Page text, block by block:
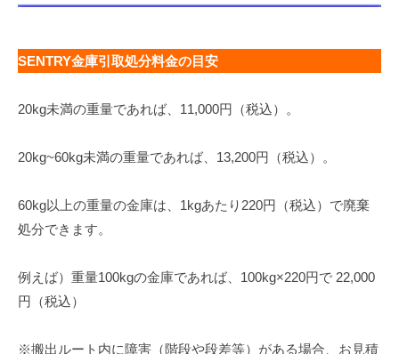
SENTRY金庫引取処分料金の目安
20kg未満の重量であれば、11,000円（税込）。
20kg~60kg未満の重量であれば、13,200円（税込）。
60kg以上の重量の金庫は、1kgあたり220円（税込）で廃棄
処分できます。
例えば）重量100kgの金庫であれば、100kg×220円で 22,000
円（税込）
※搬出ルート内に障害（階段や段差等）がある場合、お見積